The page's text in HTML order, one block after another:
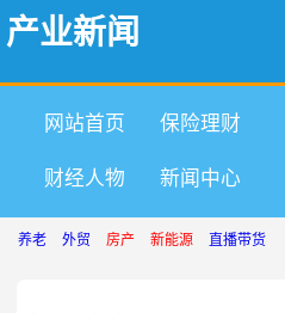
产业新闻
网站首页 保险理财
财经人物 新闻中心
养老 外贸 房产 新能源 直播带货